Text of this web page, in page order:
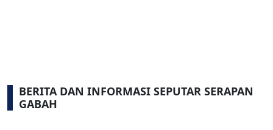
BERITA DAN INFORMASI SEPUTAR SERAPAN
GABAH